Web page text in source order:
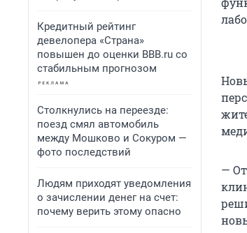
Кредитный рейтинг
девелопера «Страна»
повышен до оценки BBB.ru со
стабильным прогнозом
Столкнулись на переезде:
поезд смял автомобиль
между Мошково и Сокуром —
фото последствий
Людям приходят уведомления
о зачислении денег на счет:
почему верить этому опасно
—